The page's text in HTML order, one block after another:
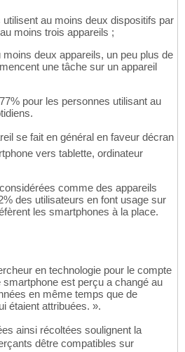
au moins deux dispositifs par
moins trois appareils ;
deux appareils, un peu plus de
une tâche sur un appareil
pour les personnes utilisant au
se fait en général en faveur décran
vers tablette, ordinateur
comme des appareils
des utilisateurs en font usage sur
les smartphones à la place.
en technologie pour le compte
est perçu a changé au
en même temps que de
étaient attribuées. ».
ainsi récoltées soulignent la
dêtre compatibles sur